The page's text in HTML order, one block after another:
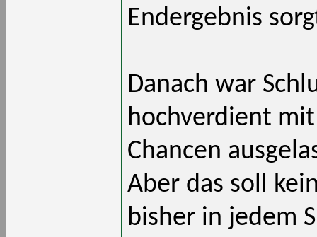
Endergebnis
Danach war
hochverdient
Chancen
Aber das soll
bisher in jedem